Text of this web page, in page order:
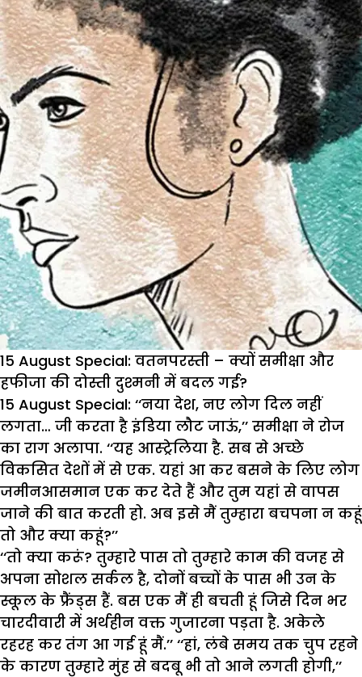
फौजी
ढाबा
15 August Special: वतनपरस्ती – क्यों समीक्षा और
हफीजा की दोस्ती दुश्मनी में बदल गई?
15 August Special: ‘‘नया देश, नए लोग दिल नहीं
लगता… जी करता है इंडिया लौट जाऊं,’’ समीक्षा ने रोज
का राग अलापा. ‘‘यह आस्ट्रेलिया है. सब से अच्छे
विकसित देशों में से एक. यहां आ कर बसने के लिए लोग
जमीनआसमान एक कर देते हैं और तुम यहां से वापस
जाने की बात करती हो. अब इसे मैं तुम्हारा बचपना न कहूं
तो और क्या कहूं?’’
‘‘तो क्या करूं? तुम्हारे पास तो तुम्हारे काम की वजह से
अपना सोशल सर्कल है, दोनों बच्चों के पास भी उन के
स्कूल के फ्रैंड्स हैं. बस एक मैं ही बचती हूं जिसे दिन भर
चारदीवारी में अर्थहीन वक्त गुजारना पड़ता है. अकेले
रहरह कर तंग आ गई हूं मैं.’’ ‘‘हां, लंबे समय तक चुप रहने
के कारण तुम्हारे मुंह से बदबू भी तो आने लगती होगी,’’